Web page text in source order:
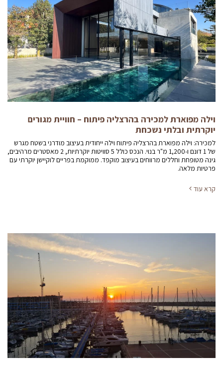
וילה מפוארת למכירה בהרצליה פיתוח – חוויית מגורים
יוקרתית ובלתי נשכחת
למכירה: וילה מפוארת בהרצליה פיתוח וילה ייחודית בעיצוב מודרני בשטח מגרש
של 1 דונם ו-1,200 מ"ר בנוי. הנכס כולל 5 סוויטות יוקרתיות, 2 מאסטרים מרהיבים,
גינה מטופחת וחללים מרווחים בעיצוב מוקפד. ממוקמת בפריים לוקיישן יוקרתי עם
פרטיות מלאה.
קרא עוד